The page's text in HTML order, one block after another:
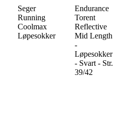
Seger
Running
Coolmax
Løpesokker
Endurance
Torent
Reflective
Mid Length
-
Løpesokker
- Svart - Str.
39/42